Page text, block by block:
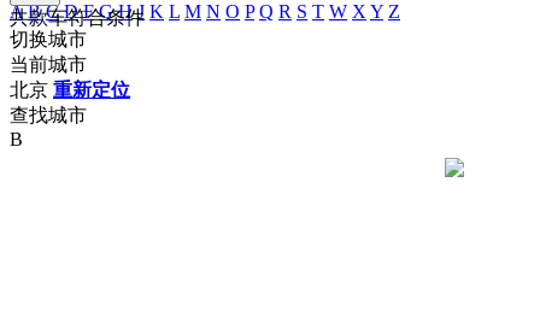
共款车符合条件
A B C D F G H J K L M N O P Q R S T W X Y Z
切换城市
当前城市
北京 重新定位
查找城市
B